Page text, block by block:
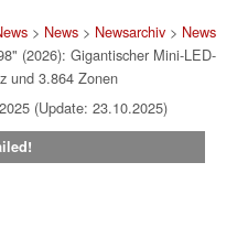
> News> Newsarchiv> News
(2026): Gigantischer Mini-LED-
und 3.864 Zonen
(Update: 23.10.2025)